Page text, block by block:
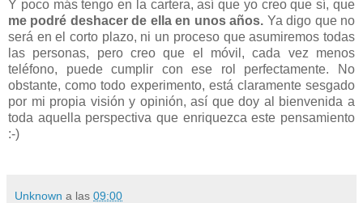
Y poco más tengo en la cartera, así que yo creo que sí, que
me podré deshacer de ella en unos años. Ya digo que no
será en el corto plazo, ni un proceso que asumiremos todas
las personas, pero creo que el móvil, cada vez menos
teléfono, puede cumplir con ese rol perfectamente. No
obstante, como todo experimento, está claramente sesgado
por mi propia visión y opinión, así que doy al bienvenida a
toda aquella perspectiva que enriquezca este pensamiento
:-)
Unknown a las 09:00